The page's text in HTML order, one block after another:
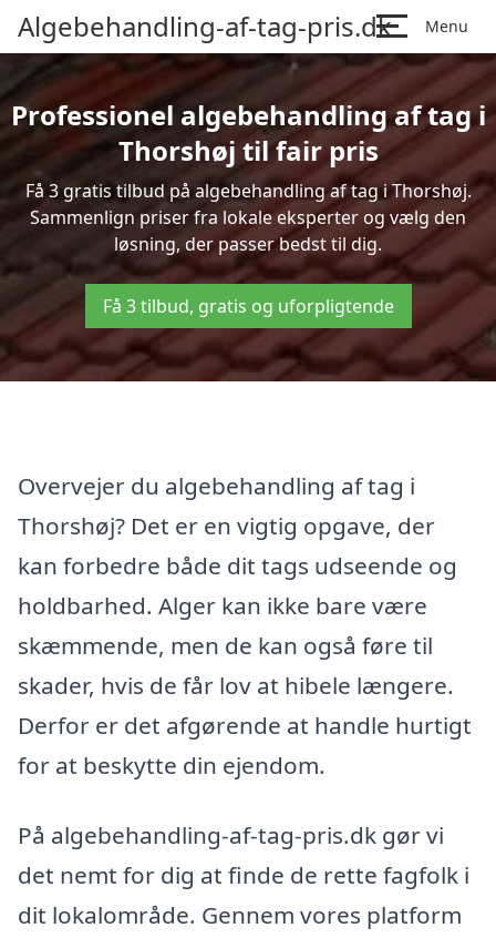
Algebehandling-af-tag-pris.dk Menu
Professionel algebehandling af tag i
Thorshøj til fair pris
Få 3 gratis tilbud på algebehandling af tag i Thorshøj.
Sammenlign priser fra lokale eksperter og vælg den
løsning, der passer bedst til dig.
Få 3 tilbud, gratis og uforpligtende
Overvejer du algebehandling af tag i
Thorshøj? Det er en vigtig opgave, der
kan forbedre både dit tags udseende og
holdbarhed. Alger kan ikke bare være
skæmmende, men de kan også føre til
skader, hvis de får lov at hibele længere.
Derfor er det afgørende at handle hurtigt
for at beskytte din ejendom.
På algebehandling-af-tag-pris.dk gør vi
det nemt for dig at finde de rette fagfolk i
dit lokalområde. Gennem vores platform